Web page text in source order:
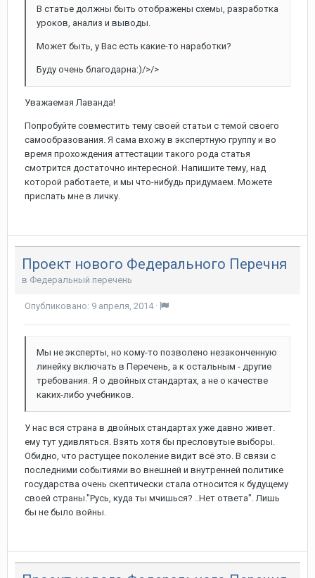
В статье должны быть отображены схемы, разработка
уроков, анализ и выводы.
Может быть, у Вас есть какие-то наработки?
Буду очень благодарна:)/>/>
Уважаемая Лаванда!
Попробуйте совместить тему своей статьи с темой своего
самообразования. Я сама вхожу в экспертную группу и во
время прохождения аттестации такого рода статья
смотрится достаточно интересной. Напишите тему, над
которой работаете, и мы что-нибудь придумаем. Можете
прислать мне в личку.
Проект нового Федерального Перечня
в Федеральный перечень
Опубликовано: 9 апреля, 2014·
Мы не эксперты, но кому-то позволено незаконченную
линейку включать в Перечень, а к остальным - другие
требования. Я о двойных стандартах, а не о качестве
каких-либо учебников.
У нас вся страна в двойных стандартах уже давно живет.
ему тут удивляться. Взять хотя бы пресловутые выборы.
Обидно, что растущее поколение видит всё это. В связи с
последними событиями во внешней и внутренней политике
государства очень скептически стала относится к будущему
своей страны."Русь, куда ты мчишься? ..Нет ответа". Лишь
бы не было войны.